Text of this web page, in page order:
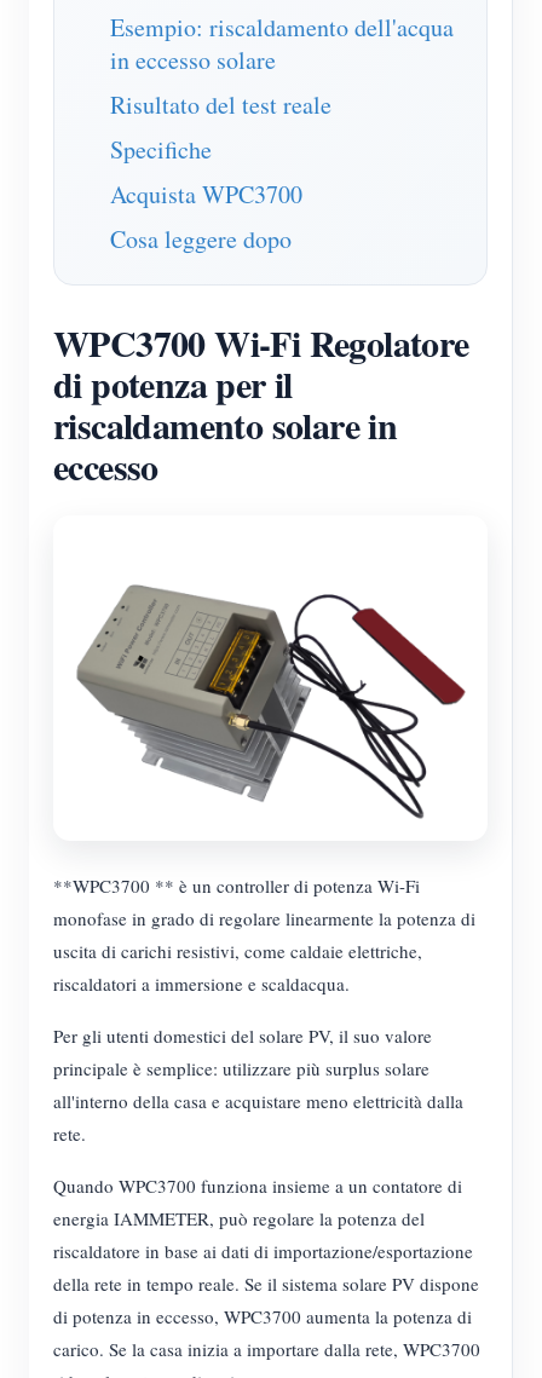
Blog
App Store
Esplora il sito
Esempio: riscaldamento dell'acqua
in eccesso solare
Risultato del test reale
Specifiche
Acquista WPC3700
Cosa leggere dopo
WPC3700 Wi-Fi Regolatore
di potenza per il
riscaldamento solare in
eccesso
**WPC3700 ** è un controller di potenza Wi-Fi
monofase in grado di regolare linearmente la potenza di
uscita di carichi resistivi, come caldaie elettriche,
riscaldatori a immersione e scaldacqua.
Per gli utenti domestici del solare PV, il suo valore
principale è semplice: utilizzare più surplus solare
all'interno della casa e acquistare meno elettricità dalla
rete.
Quando WPC3700 funziona insieme a un contatore di
energia IAMMETER, può regolare la potenza del
riscaldatore in base ai dati di importazione/esportazione
della rete in tempo reale. Se il sistema solare PV dispone
di potenza in eccesso, WPC3700 aumenta la potenza di
carico. Se la casa inizia a importare dalla rete, WPC3700